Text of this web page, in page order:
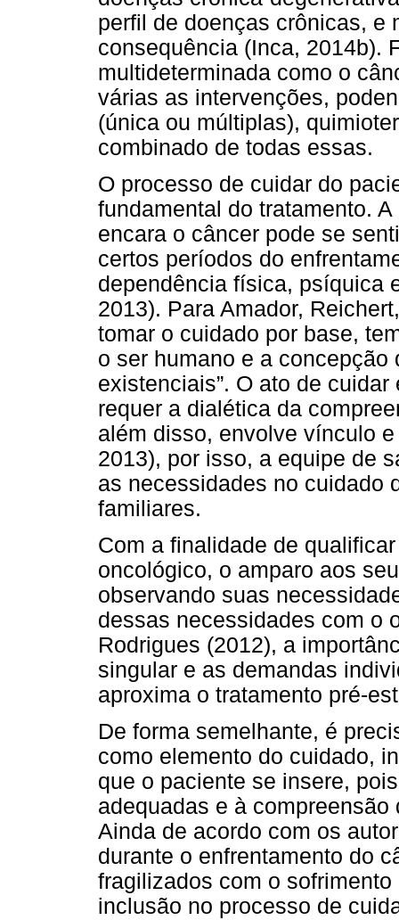
perfil de doenças crônicas, e
consequência (Inca, 2014b).
multideterminada como o
várias as intervenções,
(única ou múltiplas),
combinado de todas essas.
O processo de cuidar do
fundamental do tratamento.
encara o câncer pode se
certos períodos do
dependência física, psíquica
2013). Para Amador,
tomar o cuidado por base,
o ser humano e a
existenciais”. O ato de
requer a dialética da
além disso, envolve vínculo
2013), por isso, a equipe de
as necessidades no cuidado
familiares.
Com a finalidade de
oncológico, o amparo aos
observando suas
dessas necessidades com o
Rodrigues (2012), a
singular e as demandas
aproxima o tratamento pré-
De forma semelhante, é
como elemento do cuidado,
que o paciente se insere,
adequadas e à
Ainda de acordo com os
durante o enfrentamento do
fragilizados com o
inclusão no processo de